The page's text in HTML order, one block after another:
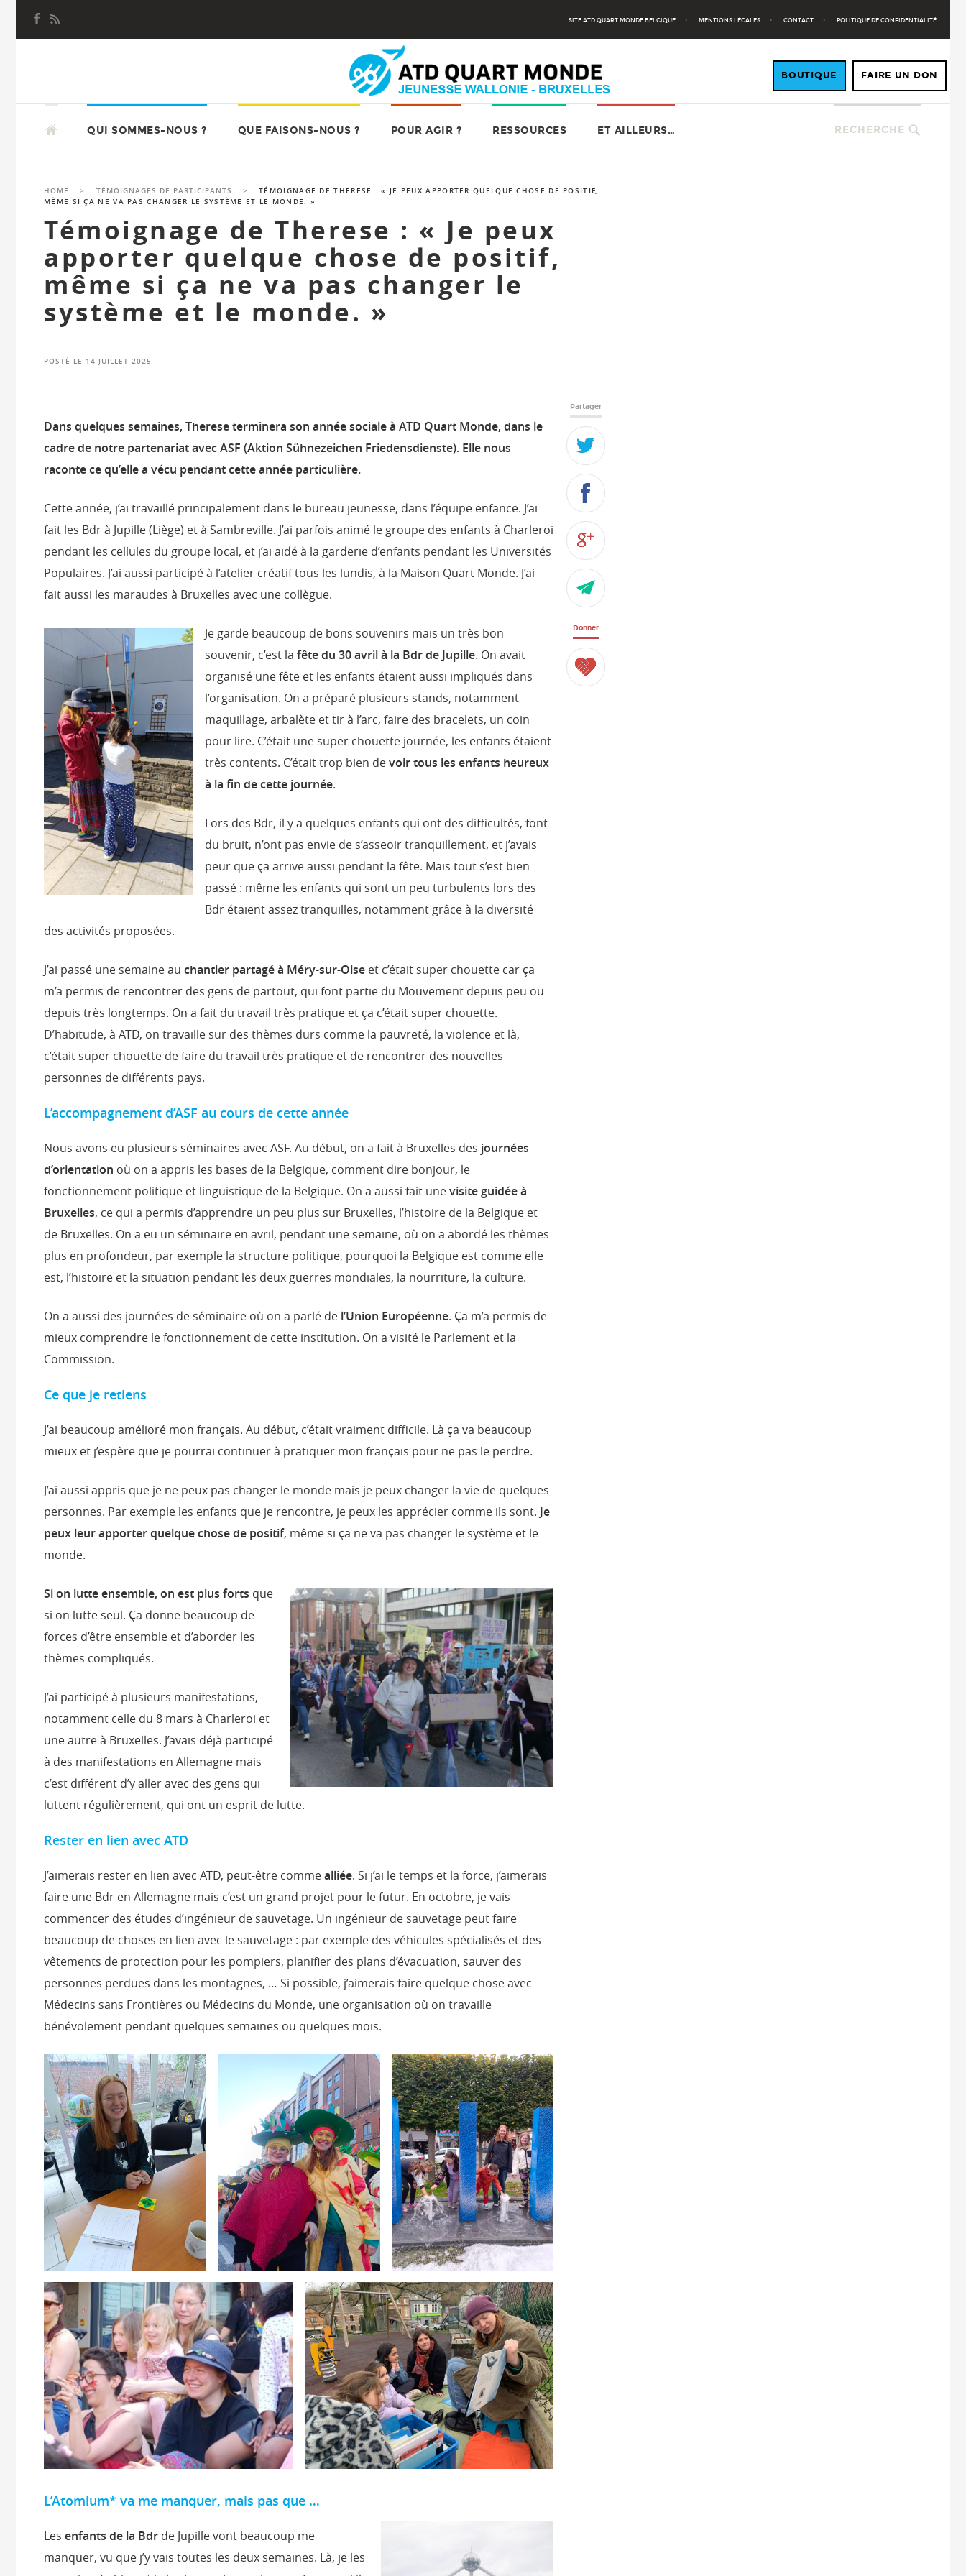
contenu
SITE ATD QUART MONDE BELGIQUE MENTIONS LÉGALES CONTACT POLITIQUE DE CONFIDENTIALITÉ
ATD QUART MONDE JEUNESSE RECHERCHE
AU
CONTENUQUI SOMMES-NOUS ? QUE FAISONS-NOUS ? POUR AGIR ? RESSOURCES ET AILLEURS…
HOME > TÉMOIGNAGES DE PARTICIPANTS >
TÉMOIGNAGE DE THERESE : « JE PEUX APPORTER QUELQUE CHOSE DE POSITIF,
MÊME SI ÇA NE VA PAS CHANGER LE SYSTÈME ET LE MONDE. »
Témoignage de Therese : « Je peux
apporter quelque chose de positif,
même si ça ne va pas changer le
système et le monde. »
POSTÉ LE 14 JUILLET 2025
Dans quelques semaines, Therese terminera son année sociale à ATD Quart Monde, dans le
cadre de notre partenariat avec ASF (Aktion Sühnezeichen Friedensdienste). Elle nous
raconte ce qu’elle a vécu pendant cette année particulière.
Cette année, j’ai travaillé principalement dans le bureau jeunesse, dans l’équipe enfance. J’ai
fait les Bdr à Jupille (Liège) et à Sambreville. J’ai parfois animé le groupe des enfants à Charleroi
pendant les cellules du groupe local, et j’ai aidé à la garderie d’enfants pendant les Universités
Populaires. J’ai aussi participé à l’atelier créatif tous les lundis, à la Maison Quart Monde. J’ai
fait aussi les maraudes à Bruxelles avec une collègue.
Je garde beaucoup de bons souvenirs mais un très bon
souvenir, c’est la fête du 30 avril à la Bdr de Jupille. On avait
organisé une fête et les enfants étaient aussi impliqués dans
l’organisation. On a préparé plusieurs stands, notamment
maquillage, arbalète et tir à l’arc, faire des bracelets, un coin
pour lire. C’était une super chouette journée, les enfants étaient
très contents. C’était trop bien devoir tous les enfants heureux
à la fin de cette journée.
Lors des Bdr, il y a quelques enfants qui ont des difficultés, font
du bruit, n’ont pas envie de s’asseoir tranquillement, et j’avais
peur que ça arrive aussi pendant la fête. Mais tout s’est bien
passé : même les enfants qui sont un peu turbulents lors des
Bdr étaient assez tranquilles, notamment grâce à la diversité
des activités proposées.
J’ai passé une semaine au chantier partagé à Méry-sur-Oise et c’était super chouette car ça
m’a permis de rencontrer des gens de partout, qui font partie du Mouvement depuis peu ou
depuis très longtemps. On a fait du travail très pratique et ça c’était super chouette.
D’habitude, à ATD, on travaille sur des thèmes durs comme la pauvreté, la violence et là,
c’était super chouette de faire du travail très pratique et de rencontrer des nouvelles
personnes de différents pays.
L’accompagnement d’ASF au cours de cette année
Nous avons eu plusieurs séminaires avec ASF. Au début, on a fait à Bruxelles des journées
d’orientation où on a appris les bases de la Belgique, comment dire bonjour, le
fonctionnement politique et linguistique de la Belgique. On a aussi fait unevisite guidée à
Bruxelles, ce qui a permis d’apprendre un peu plus sur Bruxelles, l’histoire de la Belgique et
de Bruxelles. On a eu un séminaire en avril, pendant une semaine, où on a abordé les thèmes
plus en profondeur, par exemple la structure politique, pourquoi la Belgique est comme elle
est, l’histoire et la situation pendant les deux guerres mondiales, la nourriture, la culture.
On a aussi des journées de séminaire où on a parlé de l’Union Européenne. Ça m’a permis de
mieux comprendre le fonctionnement de cette institution. On a visité le Parlement et la
Commission.
Ce que je retiens
J’ai beaucoup amélioré mon français. Au début, c’était vraiment difficile. Là ça va beaucoup
mieux et j’espère que je pourrai continuer à pratiquer mon français pour ne pas le perdre.
J’ai aussi appris que je ne peux pas changer le monde mais je peux changer la vie de quelques
personnes. Par exemple les enfants que je rencontre, je peux les apprécier comme ils sont. Je
peux leur apporter quelque chose de positif, même si ça ne va pas changer le système et le
monde.
Si on lutte ensemble, on est plus forts que
si on lutte seul. Ça donne beaucoup de
forces d’être ensemble et d’aborder les
thèmes compliqués.
J’ai participé à plusieurs manifestations,
notamment celle du 8 mars à Charleroi et
une autre à Bruxelles. J’avais déjà participé
à des manifestations en Allemagne mais
c’est différent d’y aller avec des gens qui
luttent régulièrement, qui ont un esprit de lutte.
Rester en lien avec ATD
J’aimerais rester en lien avec ATD, peut-être commealliée. Si j’ai le temps et la force, j’aimerais
faire une Bdr en Allemagne mais c’est un grand projet pour le futur. En octobre, je vais
commencer des études d’ingénieur de sauvetage. Un ingénieur de sauvetage peut faire
beaucoup de choses en lien avec le sauvetage : par exemple des véhicules spécialisés et des
vêtements de protection pour les pompiers, planifier des plans d’évacuation, sauver des
personnes perdues dans les montagnes, … Si possible, j’aimerais faire quelque chose avec
Médecins sans Frontières ou Médecins du Monde, une organisation où on travaille
bénévolement pendant quelques semaines ou quelques mois.
L’Atomium* va me manquer, mais pas que …
Les enfants de la Bdr de Jupille vont beaucoup me
manquer, vu que j’y vais toutes les deux semaines. Là, je les
Partager
Donner